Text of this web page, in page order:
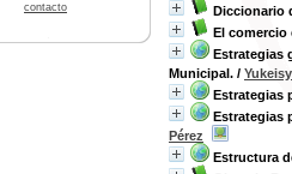
Diccionario
El comercio
Estrategias
Municipal. /
Estrategias
Estrategias
Pérez
Estructura
contacto